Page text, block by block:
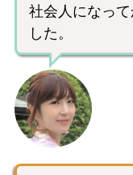
社会人になっ
した。